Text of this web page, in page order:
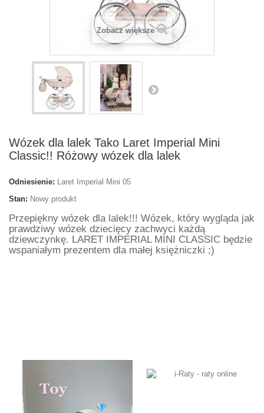
Zobacz większe
Wózek dla lalek Tako Laret Imperial Mini
Classic!! Różowy wózek dla lalek
Odniesienie: Laret Imperial Mini 05
Stan: Nowy produkt
Przepiękny wózek dla lalek!!! Wózek, który wygląda jak
prawdziwy wózek dziecięcy zachwyci każdą
dziewczynkę. LARET IMPERIAL MINI CLASSIC będzie
wspaniałym prezentem dla małej księżniczki ;)